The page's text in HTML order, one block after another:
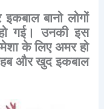
इकबाल बानो लोगों
गई। उनकी इस
के लिए अमर हो
और खुद इकबाल